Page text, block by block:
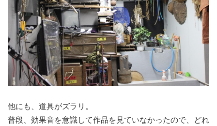
他にも、道具がズラリ。
普段、効果音を意識して作品を見ていなかったので、どれ